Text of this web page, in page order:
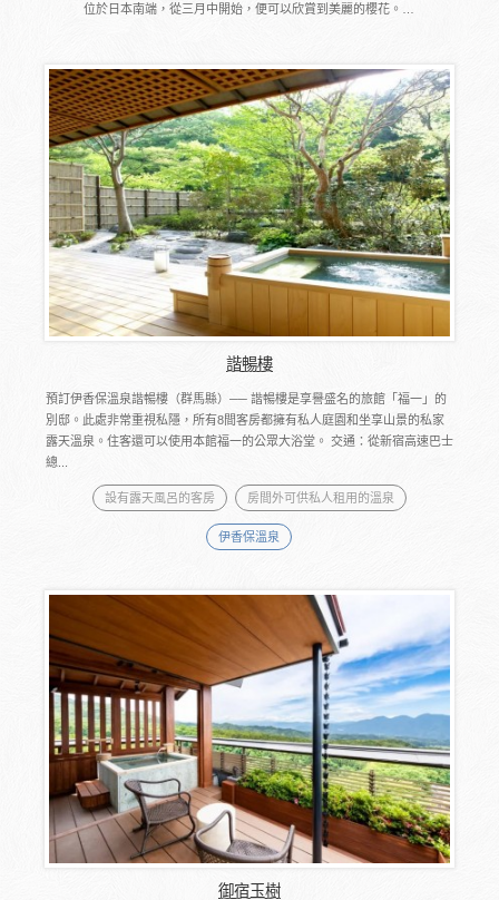
位於日本南端，從三月中開始，便可以欣賞到美麗的櫻花。…
諧暢樓
預訂伊香保溫泉諧暢樓（群馬縣）── 諧暢樓是享譽盛名的旅館「福一」的
別邸。此處非常重視私隱，所有8間客房都擁有私人庭園和坐享山景的私家
露天溫泉。住客還可以使用本館福一的公眾大浴堂。 交通：從新宿高速巴士
總...
設有露天風呂的客房 房間外可供私人租用的溫泉
伊香保溫泉
御宿玉樹